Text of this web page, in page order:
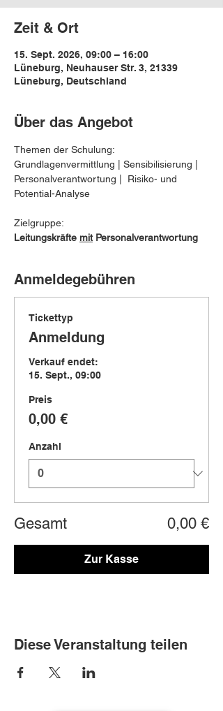
Zeit & Ort
15. Sept. 2026, 09:00 – 16:00
Lüneburg, Neuhauser Str. 3, 21339
Lüneburg, Deutschland
Über das Angebot
Themen der Schulung:
Grundlagenvermittlung | Sensibilisierung |
Personalverantwortung |  Risiko- und
Potential-Analyse
Zielgruppe:
Leitungskräfte mit Personalverantwortung
Anmeldegebühren
Tickettyp
Anmeldung
Verkauf endet:
15. Sept., 09:00
Preis
0,00 €
Anzahl
Gesamt 0,00 €
Zur Kasse
Diese Veranstaltung teilen